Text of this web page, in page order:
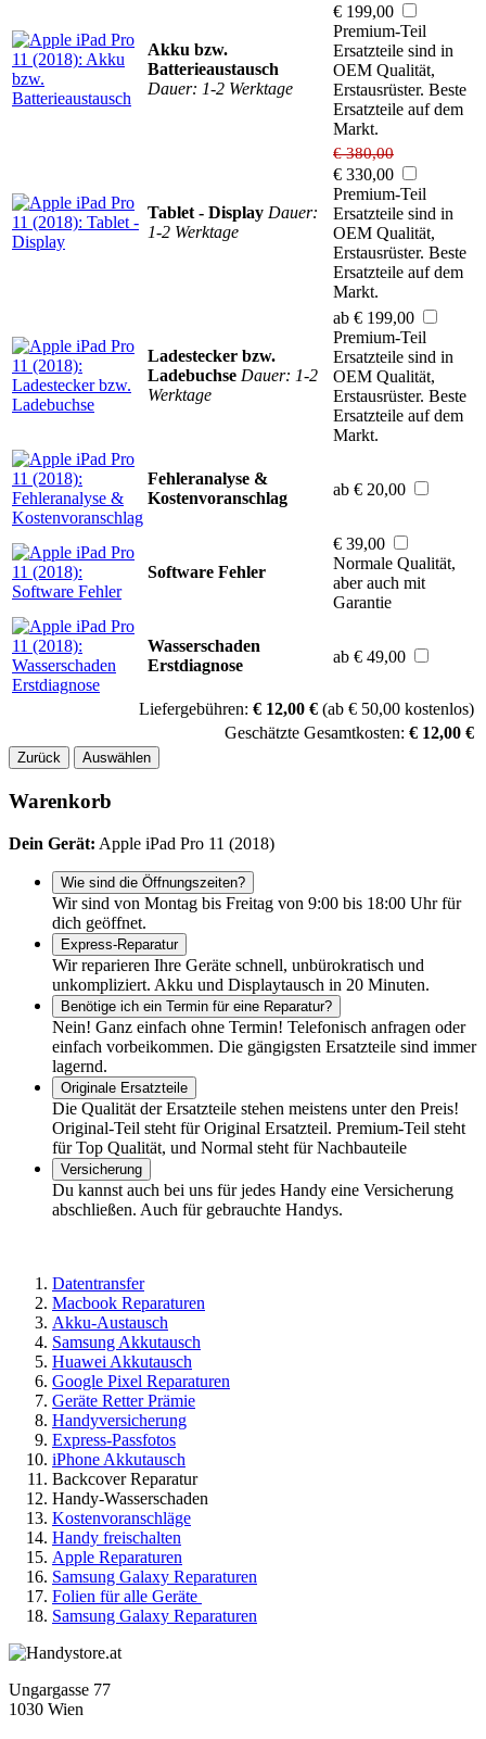
Akku bzw.
Batterieaustausch
Dauer: 1-2 Werktage
€ 199,00
Premium-Teil
Ersatzteile sind in
OEM Qualität,
Erstausrüster. Beste
Ersatzteile auf dem
Markt.
Tablet - Display Dauer:
1-2 Werktage
€ 380,00
€ 330,00
Premium-Teil
Ersatzteile sind in
OEM Qualität,
Erstausrüster. Beste
Ersatzteile auf dem
Markt.
Ladestecker bzw.
Ladebuchse Dauer: 1-2
Werktage
ab € 199,00
Premium-Teil
Ersatzteile sind in
OEM Qualität,
Erstausrüster. Beste
Ersatzteile auf dem
Markt.
Fehleranalyse &
Kostenvoranschlag
ab € 20,00
Software Fehler
€ 39,00
Normale Qualität,
aber auch mit
Garantie
Wasserschaden
Erstdiagnose
ab € 49,00
Liefergebühren: € 12,00 € (ab € 50,00 kostenlos)
Geschätzte Gesamtkosten: € 12,00 €
Zurück Auswählen
Warenkorb
Dein Gerät: Apple iPad Pro 11 (2018)
Wie sind die Öffnungszeiten?
Wir sind von Montag bis Freitag von 9:00 bis 18:00 Uhr für
dich geöffnet.
Express-Reparatur
Wir reparieren Ihre Geräte schnell, unbürokratisch und
unkompliziert. Akku und Displaytausch in 20 Minuten.
Benötige ich ein Termin für eine Reparatur?
Nein! Ganz einfach ohne Termin! Telefonisch anfragen oder
einfach vorbeikommen. Die gängigsten Ersatzteile sind immer
lagernd.
Originale Ersatzteile
Die Qualität der Ersatzteile stehen meistens unter den Preis!
Original-Teil steht für Original Ersatzteil. Premium-Teil steht
für Top Qualität, und Normal steht für Nachbauteile
Versicherung
Du kannst auch bei uns für jedes Handy eine Versicherung
abschließen. Auch für gebrauchte Handys.
Datentransfer
Macbook Reparaturen
Akku-Austausch
Samsung Akkutausch
Huawei Akkutausch
Google Pixel Reparaturen
Geräte Retter Prämie
Handyversicherung
Express-Passfotos
iPhone Akkutausch
Backcover Reparatur
Handy-Wasserschaden
Kostenvoranschläge
Handy freischalten
Apple Reparaturen
Samsung Galaxy Reparaturen
Folien für alle Geräte
Samsung Galaxy Reparaturen
Ungargasse 77
1030 Wien